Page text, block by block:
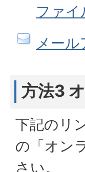
ファイ
メール
方法3
下記のリ
の「オン
さい。